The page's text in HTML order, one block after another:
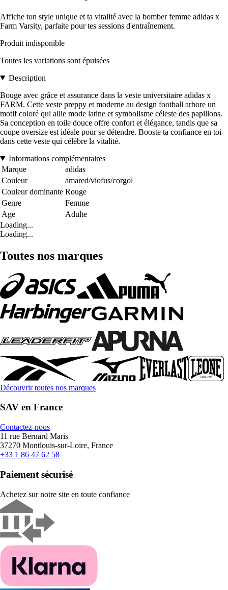
Affiche ton style unique et ta vitalité avec la bomber femme adidas x
Farm Varsity, parfaite pour tes sessions d'entraînement.
Produit indisponible
Toutes les variations sont épuisées
Description
Bouge avec grâce et assurance dans la veste universitaire adidas x
FARM. Cette veste preppy et moderne au design football arbore un
motif coloré qui allie mode latine et symbolisme céleste des papillons.
Sa conception en toile douce offre confort et élégance, tandis que sa
coupe oversize est idéale pour se détendre. Booste ta confiance en toi
dans cette veste qui célèbre la vitalité.
Informations complémentaires
Marque
adidas
Couleur
amared/viofus/corgol
Couleur dominante Rouge
Genre
Femme
Age
Adulte
Loading...
Loading...
Toutes nos marques
Découvrir toutes nos marques
SAV en France
Contactez-nous
11 rue Bernard Maris
37270 Montlouis-sur-Loire, France
+33 1 86 47 62 58
Paiement sécurisé
Achetez sur notre site en toute confiance